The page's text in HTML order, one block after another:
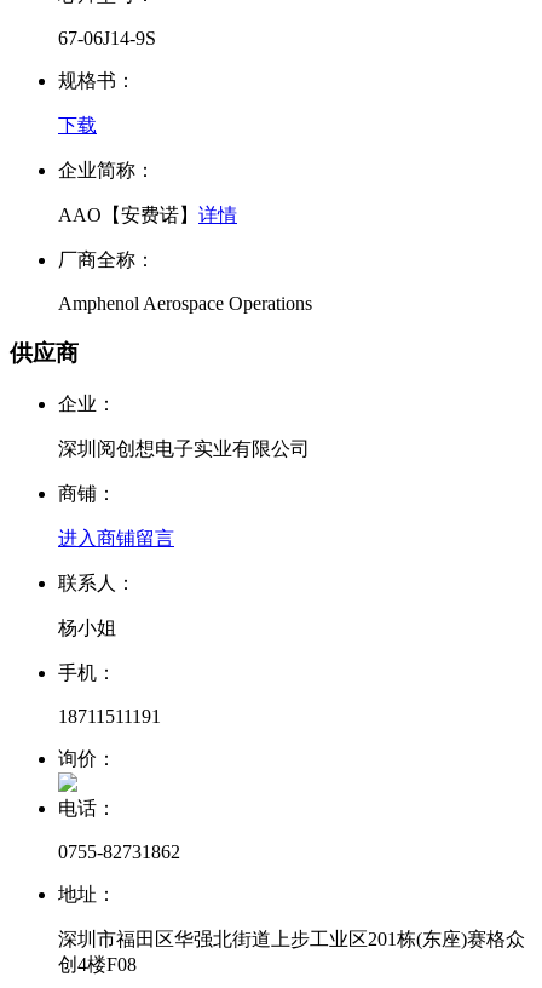
67-06J14-9S
规格书：
下载
企业简称：
AAO【安费诺】 详情
厂商全称：
Amphenol Aerospace Operations
供应商
企业：
深圳阅创想电子实业有限公司
商铺：
进入商铺留言
联系人：
杨小姐
手机：
18711511191
询价：
电话：
0755-82731862
地址：
深圳市福田区华强北街道上步工业区201栋(东座)赛格众
创4楼F08